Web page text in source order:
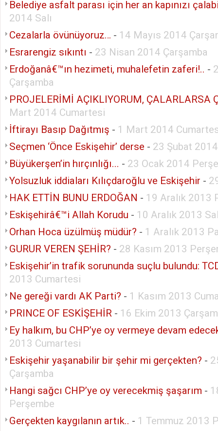
Belediye asfalt parası için her an kapınızı
2014 Salı
Cezalarla övünüyoruz… - 14 Mayıs 2014
Esrarengiz sıkıntı - 23 Nisan 2014 Çarşamba
Erdoğanâ€™ın hezimeti, muhalefetin zaferi!.. -
Çarşamba
PROJELERİMİ AÇIKLIYORUM, ÇALARLARSA
Mart 2014 Cumartesi
İftirayı Basıp Dağıtmış - 1 Mart 2014
Seçmen ‘Önce Eskişehir’ derse - 23 Şubat
Büyükerşen’in hırçınlığı... - 23 Ocak 2014
Yolsuzluk iddiaları Kılıçdaroğlu ve Eskişehir -
HAK ETTİN BUNU ERDOĞAN - 19 Aralık 2013
Eskişehirâ€™i Allah Korudu - 10 Aralık 2013
Orhan Hoca üzülmüş müdür? - 1 Aralık 2013
GURUR VEREN ŞEHİR? - 28 Kasım 2013
Eskişehir’in trafik sorununda suçlu bulundu:
2013 Cumartesi
Ne gereği vardı AK Parti? - 1 Kasım 2013
PRINCE OF ESKİŞEHİR - 16 Ekim 2013
Ey halkım, bu CHP’ye oy vermeye devam
2013 Cumartesi
Eskişehir yaşanabilir bir şehir mi gerçekten? -
Çarşamba
Hangi sağcı CHP’ye oy verecekmiş şaşarım -
Perşembe
Gerçekten kaygılanın artık.. - 1 Temmuz 2013